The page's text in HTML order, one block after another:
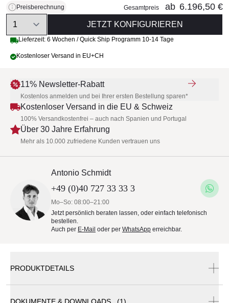
Preisberechnung
Gesamtpreis
ab 6.196,50 €
Quantity
JETZT KONFIGURIEREN
Lieferzeit: 6 Wochen / Quick Ship Programm 10-14 Tage
Kostenloser Versand in EU+CH
11% Newsletter-Rabatt
Kostenlos anmelden und bei Ihrer ersten Bestellung sparen*
Kostenloser Versand in die EU & Schweiz
100% Versandkostenfrei – auch nach Spanien und Portugal
Über 30 Jahre Erfahrung
Mehr als 10.000 zufriedene Kunden vertrauen uns
Antonio Schmidt
+49 (0)40 727 33 33 3
Mo–So: 08:00–21:00
Jetzt persönlich beraten lassen, oder einfach telefonisch
bestellen.
Auch per E-Mail oder per WhatsApp erreichbar.
PRODUKTDETAILS
DOKUMENTE & DOWNLOADS (1)